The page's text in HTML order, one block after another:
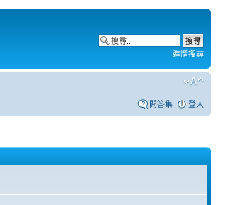
進階搜尋
問答集 登入